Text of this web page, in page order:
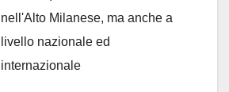
nell'Alto Milanese, ma anche a
livello nazionale ed
internazionale